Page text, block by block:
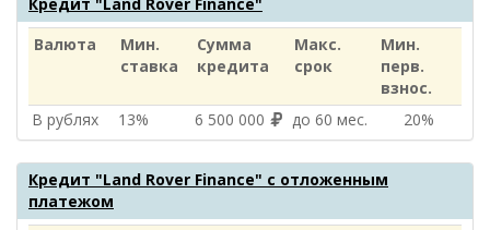
Валюта
Мин.
ставка
Сумма
кредита
Макс.
срок
Мин.
перв.
взнос.
В рублях
13% 6 500 000 до 60 мес. 20%
Кредит "Land Rover Finance" с отложенным
платежом